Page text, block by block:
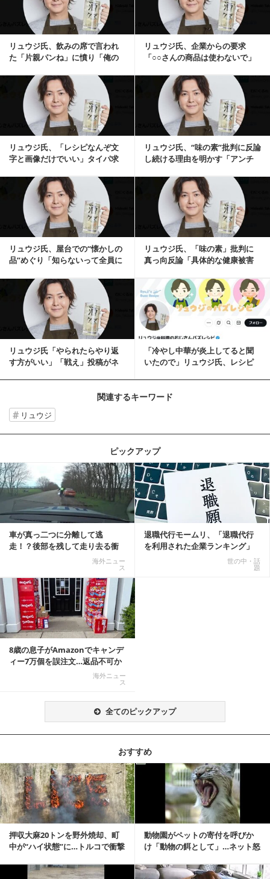
リュウジ氏、飲みの席で言われ
た「片親パンね」に憤り「俺の
リュウジ氏、企業からの要求
「○○さんの商品は使わないで」
リュウジ氏、「レシピなんぞ文
字と画像だけでいい」タイパ求
リュウジ氏、“味の素”批判に反論
し続ける理由を明かす「アンチ
記事を読む
リュウジ氏、屋台での“懐かしの
品”めぐり「知らないって全員に
リュウジ氏、「味の素」批判に
真っ向反論「具体的な健康被害
記事を読む
リュウジ氏「やられたらやり返
す方がいい」「戦え」投稿がネ
「冷やし中華が炎上してると聞
いたので」リュウジ氏、レシピ
記事を読む
関連するキーワード
リュウジ
ピックアップ
車が真っ二つに分離して逃
走！？後部を残して走り去る衝
海外ニュー
ス
退職代行モームリ、「退職代行
を利用された企業ランキング」
世の中・話
題
記事を読む
8歳の息子がAmazonでキャンデ
ィー7万個を誤注文…返品不可か
海外ニュー
ス
全てのピックアップ
おすすめ
押収大麻20トンを野外焼却、町
中が“ハイ状態”に…トルコで衝撃
動物園がペットの寄付を呼びか
け「動物の餌として」…ネット怒
記事を読む
記事を読む